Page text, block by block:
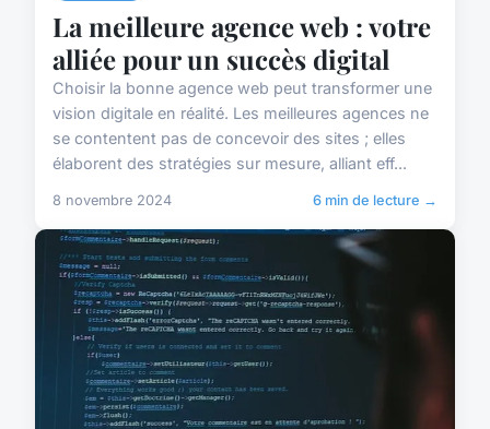
La meilleure agence web : votre
alliée pour un succès digital
Choisir la bonne agence web peut transformer une
vision digitale en réalité. Les meilleures agences ne
se contentent pas de concevoir des sites ; elles
élaborent des stratégies sur mesure, alliant eff...
8 novembre 2024 6 min de lecture →